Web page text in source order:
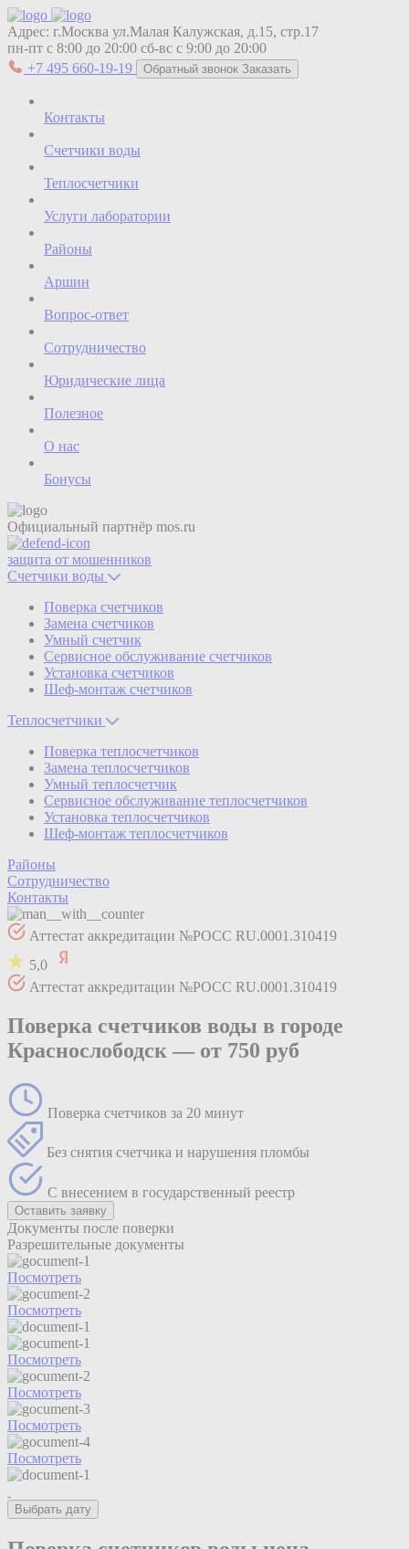
Адрес: г.Москва ул.Малая Калужская, д.15, стр.17
пн-пт с 8:00 до 20:00 сб-вс с 9:00 до 20:00
+7 495 660-19-19
Обратный звонок Заказать
Контакты
Счетчики воды
Теплосчетчики
Услуги лаборатории
Районы
Аршин
Вопрос-ответ
Сотрудничество
Юридические лица
Полезное
О нас
Бонусы
Официальный партнёр mos.ru
защита от мошенников
Счетчики воды
Поверка счетчиков
Замена счетчиков
Умный счетчик
Сервисное обслуживание счетчиков
Установка счетчиков
Шеф-монтаж счетчиков
Теплосчетчики
Поверка теплосчетчиков
Замена теплосчетчиков
Умный теплосчетчик
Сервисное обслуживание теплосчетчиков
Установка теплосчетчиков
Шеф-монтаж теплосчетчиков
Районы
Сотрудничество
Контакты
Аттестат аккредитации №РОСС RU.0001.310419
5,0
Аттестат аккредитации №РОСС RU.0001.310419
Поверка счетчиков воды в городе
Краснослободск — от 750 руб
Поверка счетчиков за 20 минут
Без снятия счетчика и нарушения пломбы
С внесением в государственный реестр
Оставить заявку
Документы после поверки
Разрешительные документы
Посмотреть
Посмотреть
Посмотреть
Посмотреть
Посмотреть
Посмотреть
Выбрать дату